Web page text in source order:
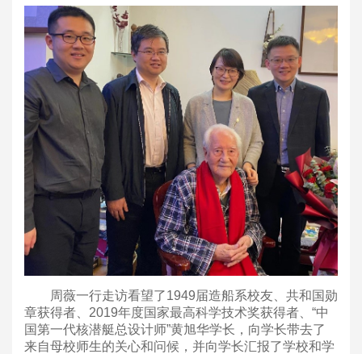
周薇一行走访看望了1949届造船系校友、共和国勋
章获得者、2019年度国家最高科学技术奖获得者、“中
国第一代核潜艇总设计师”黄旭华学长，向学长带去了
来自母校师生的关心和问候，并向学长汇报了学校和学